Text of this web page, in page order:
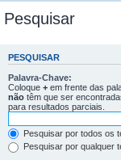
Pesquisar
PESQUISAR
Palavra-Chave:
Coloque + em frente das
não têm que ser
para resultados parciais.
Pesquisar por todos os
Pesquisar por qualquer